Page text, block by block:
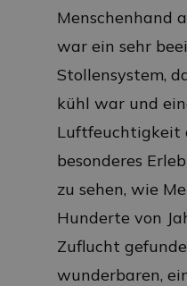
Menschenhand
war ein sehr
Stollensystem,
kühl war und
Luftfeuchtigkeit
besonderes
zu sehen, wie
Hunderte von
Zuflucht
wunderbaren,